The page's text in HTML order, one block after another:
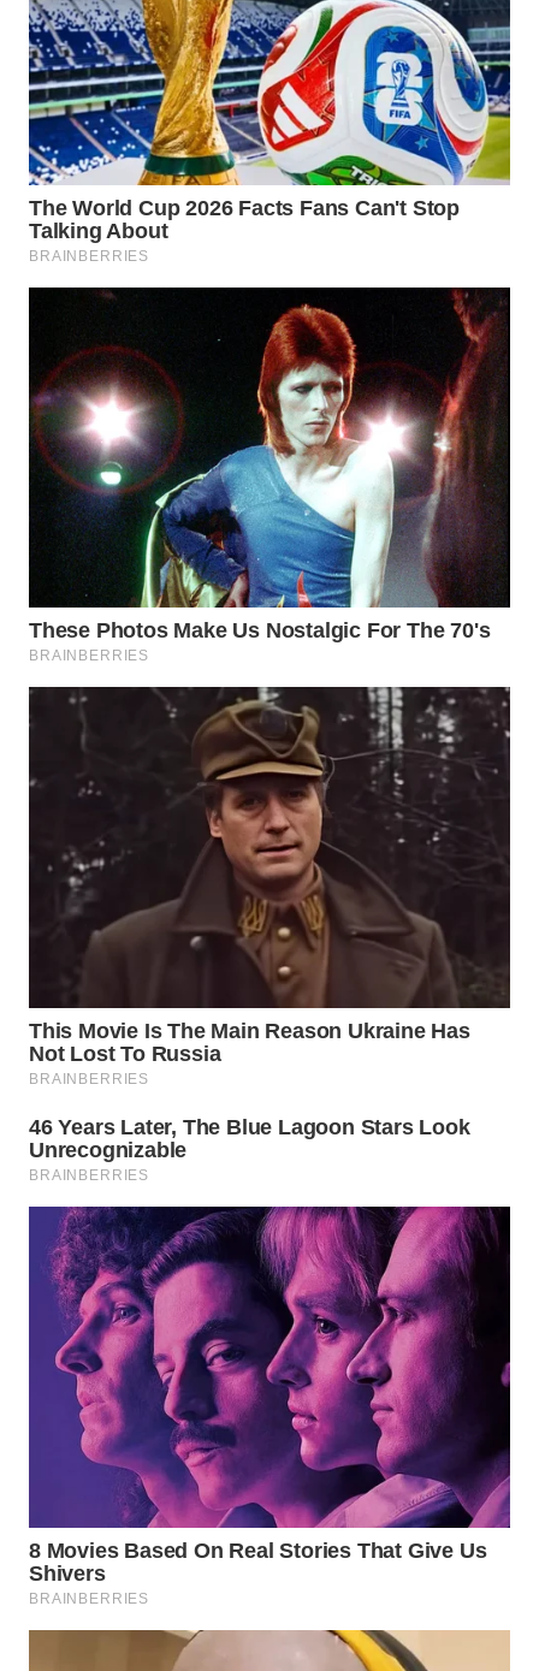
WN
LABUHANBATU
WN
TAPANULI
TENGAH
WN DELI
TEBING
TINGGI
WN
PAKPAK
WN
KARAWANG
WN
BEKASI
WN
BOGOR
WN
TAPANULI
WN
SAMOSIR
PADANG
LAWAS
WN
SUMEDANG
WN
CIANJUR
WN
KEPULAUAN
SERIBU
TANGERANG
WN